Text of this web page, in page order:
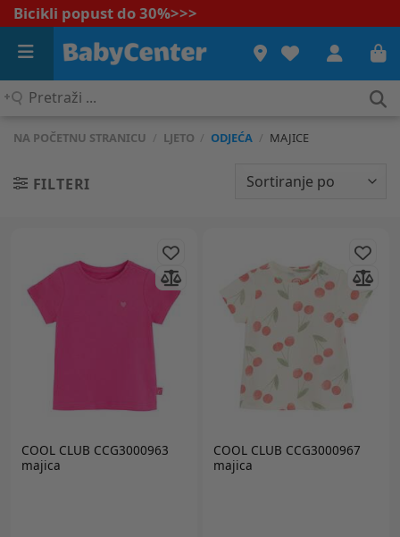
Bicikli popust do 30%>>>
Pretraži
NA POČETNU STRANICU / LJETO / ODJEĆA / MAJICE
FILTERI
COOL CLUB CCG3000963
majica
COOL CLUB CCG3000967
majica